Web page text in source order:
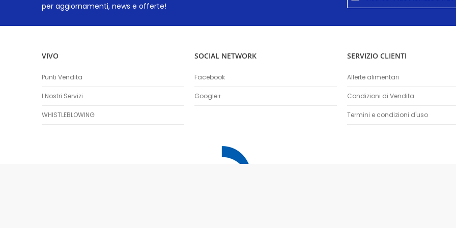
per aggiornamenti, news e offerte!
nostra
VIVO
Punti Vendita
I Nostri Servizi
WHISTLEBLOWING
SOCIAL NETWORK
Facebook
Google+
SERVIZIO CLIENTI
Allerte alimentari
Condizioni di Vendita
Termini e condizioni d'uso